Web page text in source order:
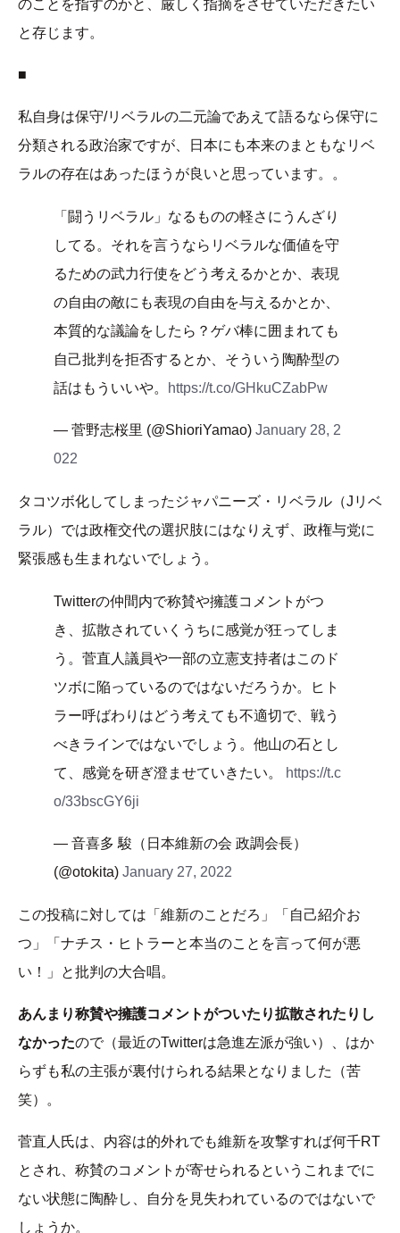
のことを指すのかと、厳しく指摘をさせていただきたい
と存じます。
■
私自身は保守/リベラルの二元論であえて語るなら保守に
分類される政治家ですが、日本にも本来のまともなリベ
ラルの存在はあったほうが良いと思っています。。
「闘うリベラル」なるものの軽さにうんざり
してる。それを言うならリベラルな価値を守
るための武力行使をどう考えるかとか、表現
の自由の敵にも表現の自由を与えるかとか、
本質的な議論をしたら？ゲバ棒に囲まれても
自己批判を拒否するとか、そういう陶酔型の
話はもういいや。
https://t.co/GHkuCZabPw
— 菅野志桜里 (@ShioriYamao) January 28, 2
022
タコツボ化してしまったジャパニーズ・リベラル（Jリベ
ラル）では政権交代の選択肢にはなりえず、政権与党に
緊張感も生まれないでしょう。
Twitterの仲間内で称賛や擁護コメントがつ
き、拡散されていくうちに感覚が狂ってしま
う。菅直人議員や一部の立憲支持者はこのド
ツボに陥っているのではないだろうか。ヒト
ラー呼ばわりはどう考えても不適切で、戦う
べきラインではないでしょう。他山の石とし
て、感覚を研ぎ澄ませていきたい。
https://t.c
o/33bscGY6ji
— 音喜多 駿（日本維新の会 政調会長）
(@otokita) January 27, 2022
この投稿に対しては「維新のことだろ」「自己紹介お
つ」「ナチス・ヒトラーと本当のことを言って何が悪
い！」と批判の大合唱。
あんまり称賛や擁護コメントがついたり拡散されたりし
なかったので（最近のTwitterは急進左派が強い）、はか
らずも私の主張が裏付けられる結果となりました（苦
笑）。
菅直人氏は、内容は的外れでも維新を攻撃すれば何千RT
とされ、称賛のコメントが寄せられるというこれまでに
ない状態に陶酔し、自分を見失われているのではないで
しょうか。